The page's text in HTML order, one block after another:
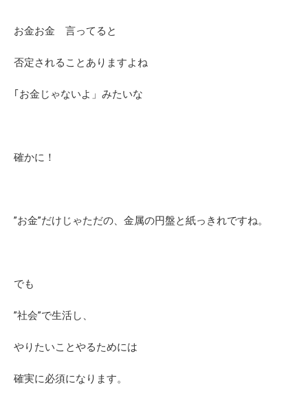
お金お金 言ってると
否定されることありますよね
｢お金じゃないよ」みたいな
確かに！
”お金”だけじゃただの、金属の円盤と紙っきれですね。
でも
”社会”で生活し、
やりたいことやるためには
確実に必須になります。